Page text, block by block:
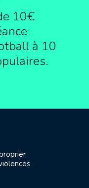
10€
à 10